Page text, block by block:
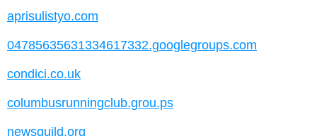
aprisulistyo.com
04785635631334617332.googlegroups.com
condici.co.uk
columbusrunningclub.grou.ps
newsguild.org